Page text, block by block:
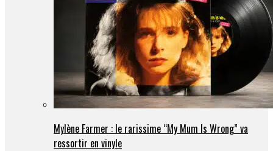
Mylène Farmer : le rarissime “My Mum Is Wrong” va
ressortir en vinyle